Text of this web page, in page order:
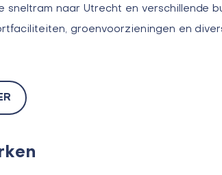
sneltram naar Utrecht en verschillende
groenvoorzieningen en